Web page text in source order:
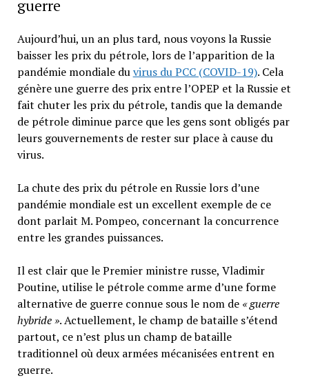
guerre
Aujourd’hui, un an plus tard, nous voyons la Russie
baisser les prix du pétrole, lors de l’apparition de la
pandémie mondiale duvirus du PCC (COVID-19). Cela
génère une guerre des prix entre l’OPEP et la Russie et
fait chuter les prix du pétrole, tandis que la demande
de pétrole diminue parce que les gens sont obligés par
leurs gouvernements de rester sur place à cause du
virus.
La chute des prix du pétrole en Russie lors d’une
pandémie mondiale est un excellent exemple de ce
dont parlait M. Pompeo, concernant la concurrence
entre les grandes puissances.
Il est clair que le Premier ministre russe, Vladimir
Poutine, utilise le pétrole comme arme d’une forme
alternative de guerre connue sous le nom de « guerre
hybride ». Actuellement, le champ de bataille s’étend
partout, ce n’est plus un champ de bataille
traditionnel où deux armées mécanisées entrent en
guerre.